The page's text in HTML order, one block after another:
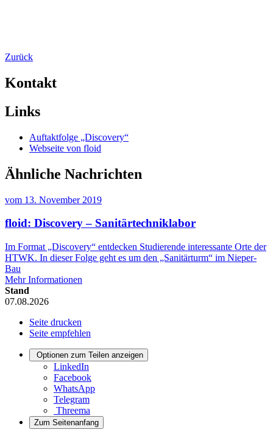
Zurück
Kontakt
Links
Auftaktfolge „Discovery“
Webseite von floid
Ähnliche Nachrichten
vom 13. November 2019
floid: Discovery – Sanitärtechniklabor
Im Format „Discovery“ entdecken Studierende interessante Orte der
HTWK. In dieser Folge geht es um den „Sanitärturm“ im Nieper-
Bau
Mehr Informationen
Stand
07.08.2026
Seite drucken
Seite empfehlen
Optionen zum Teilen anzeigen
LinkedIn
Facebook
WhatsApp
Telegram
Threema
Zum Seitenanfang